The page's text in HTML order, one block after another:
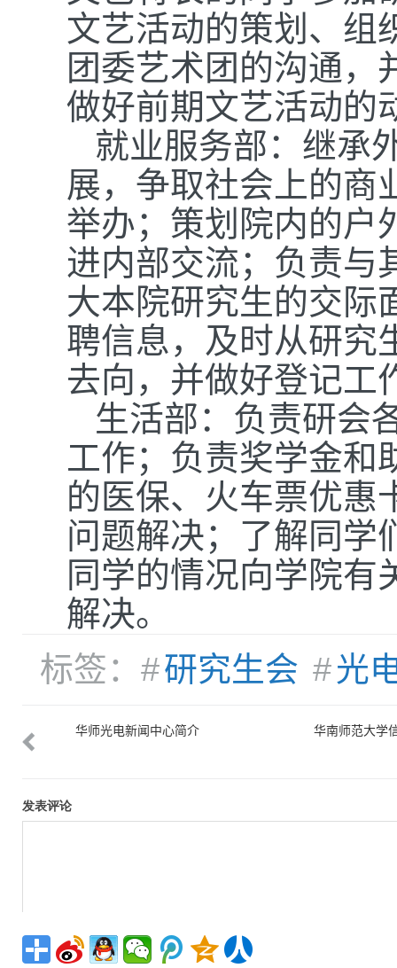
文艺活动的策划、组
团委艺术团的沟通，
做好前期文艺活动的
就业服务部：继承
展，争取社会上的商
举办；策划院内的户
进内部交流；负责与
大本院研究生的交际
聘信息，及时从研究
去向，并做好登记工
生活部：负责研会
工作；负责奖学金和
的医保、火车票优惠
问题解决；了解同学
同学的情况向学院有
解决。
标签：#研究生会 #光
院心灵 华师光电新闻中心简介
华南师范大学